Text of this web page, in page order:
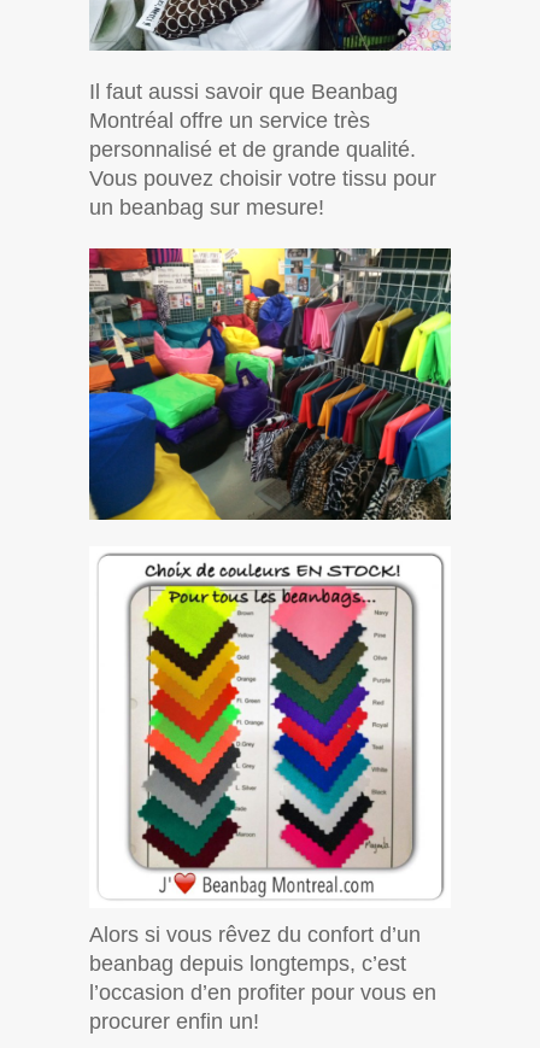
Il faut aussi savoir que Beanbag
Montréal offre un service très
personnalisé et de grande qualité.
Vous pouvez choisir votre tissu pour
un beanbag sur mesure!
Alors si vous rêvez du confort d’un
beanbag depuis longtemps, c’est
l’occasion d’en profiter pour vous en
procurer enfin un!